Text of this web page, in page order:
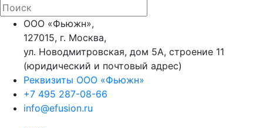
ООО «Фьюжн»,
127015, г. Москва,
ул. Новодмитровская, дом 5А, строение 11
(юридический и почтовый адрес)
Реквизиты ООО «Фьюжн»
+7 495 287-08-66
info@efusion.ru